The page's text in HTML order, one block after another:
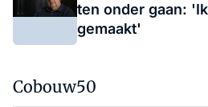
ten onder gaan:
gemaakt'
Cobouw50